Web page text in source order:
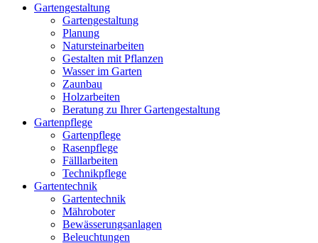
Gartengestaltung
Gartengestaltung
Planung
Natursteinarbeiten
Gestalten mit Pflanzen
Wasser im Garten
Zaunbau
Holzarbeiten
Beratung zu Ihrer Gartengestaltung
Gartenpflege
Gartenpflege
Rasenpflege
Fälllarbeiten
Technikpflege
Gartentechnik
Gartentechnik
Mähroboter
Bewässerungsanlagen
Beleuchtungen